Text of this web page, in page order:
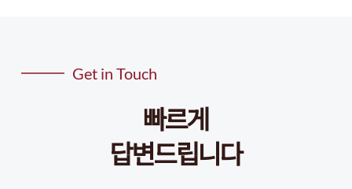
Get in Touch
빠르게
답변드립니다